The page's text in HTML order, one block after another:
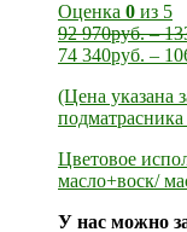
Оценка 0 из 5
92 970руб.–
74 340руб. –
(Цена указана
Цветовое
масло+воск/
У нас можно